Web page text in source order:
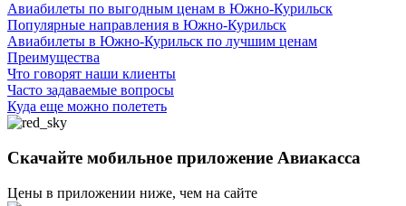
Авиабилеты по выгодным ценам в Южно-Курильск
Популярные направления в Южно-Курильск
Авиабилеты в Южно-Курильск по лучшим ценам
Преимущества
Что говорят наши клиенты
Часто задаваемые вопросы
Куда еще можно полететь
Скачайте мобильное приложение Авиакасса
Цены в приложении ниже, чем на сайте